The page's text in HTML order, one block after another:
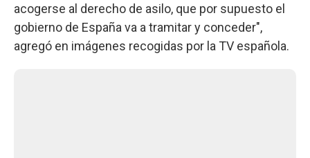
acogerse al derecho de asilo, que por supuesto el
gobierno de España va a tramitar y conceder",
agregó en imágenes recogidas por la TV española.